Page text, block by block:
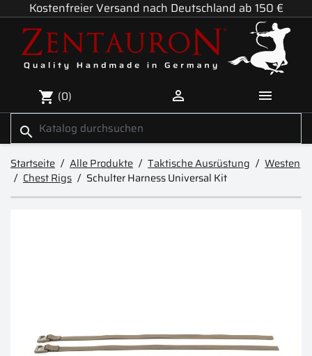
Kostenfreier Versand nach Deutschland ab 150 €
shopping_cart (0)  
search
Startseite Alle Produkte Taktische Ausrüstung
Westen
Chest Rigs
Schulter Harness Universal Kit